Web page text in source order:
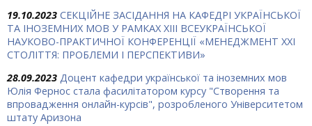
19.10.2023 СЕКЦІЙНЕ ЗАСІДАННЯ НА КАФЕДРІ УКРАЇНСЬКОЇ
ТА ІНОЗЕМНИХ МОВ У РАМКАХ ХIII ВСЕУКРАЇНСЬКОЇ
НАУКОВО-ПРАКТИЧНОЇ КОНФЕРЕНЦІЇ «МЕНЕДЖМЕНТ ХХІ
СТОЛІТТЯ: ПРОБЛЕМИ І ПЕРСПЕКТИВИ»
28.09.2023 Доцент кафедри української та іноземних мов
Юлія Фернос стала фасилітатором курсу "Створення та
впровадження онлайн-курсів", розробленого Університетом
штату Аризона